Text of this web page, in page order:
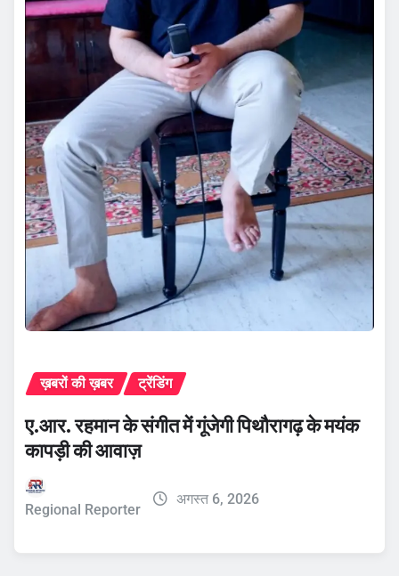
ख़बरों की ख़बर ट्रेंडिंग
ए.आर. रहमान के संगीत में गूंजेगी पिथौरागढ़ के मयंक
कापड़ी की आवाज़
Regional Reporter
अगस्त 6, 2026